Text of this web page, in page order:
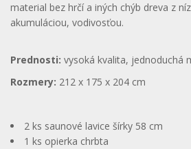
material bez hrčí a iných chýb dreva z
akumuláciou, vodivosťou.
Prednosti: vysoká kvalita, jednoduchá
Rozmery: 212 x 175 x 204 cm
2 ks saunové lavice šírky 58 cm
1 ks opierka chrbta